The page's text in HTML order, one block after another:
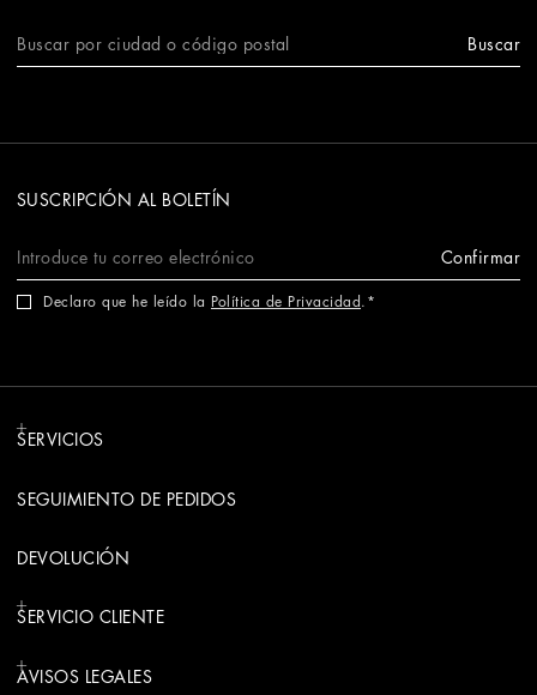
Buscar
SUSCRIPCIÓN AL BOLETÍN
Confirmar
Declaro que he leído la Política de Privacidad .
SERVICIOS
SEGUIMIENTO DE PEDIDOS
DEVOLUCIÓN
SERVICIO CLIENTE
AVISOS LEGALES